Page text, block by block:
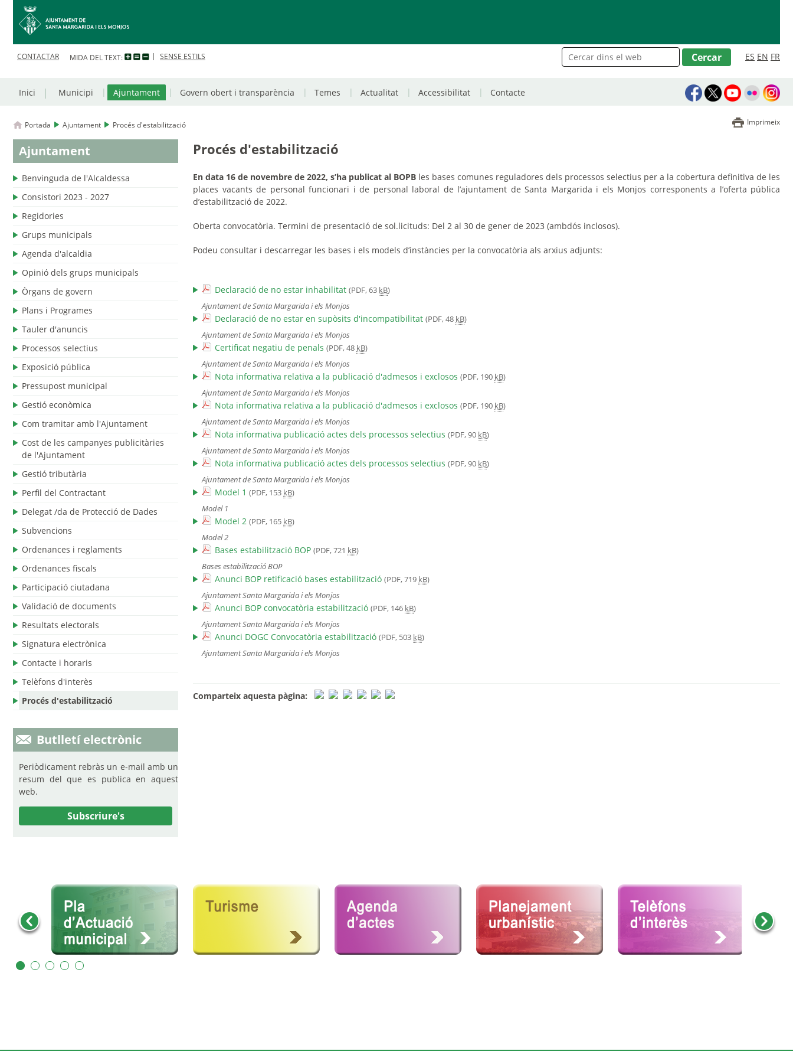
ES EN FR
CONTACTAR MIDA DEL TEXT: SENSE ESTILS
Inici Municipi Ajuntament Govern obert i transparència Temes Actualitat Accessibilitat Contacte
Portada Ajuntament Procés d'estabilització Imprimeix
Ajuntament
Benvinguda de l'Alcaldessa
Consistori 2023 - 2027
Regidories
Grups municipals
Agenda d'alcaldia
Opinió dels grups municipals
Òrgans de govern
Plans i Programes
Tauler d'anuncis
Processos selectius
Exposició pública
Pressupost municipal
Gestió econòmica
Com tramitar amb l'Ajuntament
Cost de les campanyes publicitàries
de l'Ajuntament
Gestió tributària
Perfil del Contractant
Delegat /da de Protecció de Dades
Subvencions
Ordenances i reglaments
Ordenances fiscals
Participació ciutadana
Validació de documents
Resultats electorals
Signatura electrònica
Contacte i horaris
Telèfons d'interès
Procés d'estabilització
Butlletí electrònic
Periòdicament rebràs un e-mail amb un
resum del que es publica en aquest
web.
Subscriure's
Procés d'estabilització
En data 16 de novembre de 2022, s’ha publicat al BOPB les bases comunes reguladores dels processos selectius per a la cobertura definitiva de les
places vacants de personal funcionari i de personal laboral de l’ajuntament de Santa Margarida i els Monjos corresponents a l’oferta pública
d’estabilització de 2022.
Oberta convocatòria. Termini de presentació de sol.licituds: Del 2 al 30 de gener de 2023 (ambdós inclosos).
Podeu consultar i descarregar les bases i els models d’instàncies per la convocatòria als arxius adjunts:
Declaració de no estar inhabilitat (PDF, 63 kB)
Ajuntament de Santa Margarida i els Monjos
Declaració de no estar en supòsits d'incompatibilitat (PDF, 48 kB)
Ajuntament de Santa Margarida i els Monjos
Certificat negatiu de penals (PDF, 48 kB)
Ajuntament de Santa Margarida i els Monjos
Nota informativa relativa a la publicació d'admesos i exclosos (PDF, 190 kB)
Ajuntament de Santa Margarida i els Monjos
Nota informativa relativa a la publicació d'admesos i exclosos (PDF, 190 kB)
Ajuntament de Santa Margarida i els Monjos
Nota informativa publicació actes dels processos selectius (PDF, 90 kB)
Ajuntament de Santa Margarida i els Monjos
Nota informativa publicació actes dels processos selectius (PDF, 90 kB)
Ajuntament de Santa Margarida i els Monjos
Model 1 (PDF, 153 kB)
Model 1
Model 2 (PDF, 165 kB)
Model 2
Bases estabilització BOP (PDF, 721 kB)
Bases estabilització BOP
Anunci BOP retificació bases estabilització (PDF, 719 kB)
Ajuntament Santa Margarida i els Monjos
Anunci BOP convocatòria estabilització (PDF, 146 kB)
Ajuntament Santa Margarida i els Monjos
Anunci DOGC Convocatòria estabilització (PDF, 503 kB)
Ajuntament Santa Margarida i els Monjos
Comparteix aquesta pàgina: